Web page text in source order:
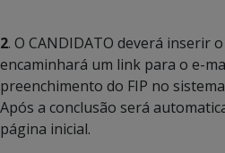
2. O CANDIDATO deverá inserir
encaminhará um link para o e-
preenchimento do FIP no sistema
Após a conclusão será
página inicial.